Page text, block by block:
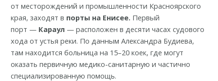
от месторождений и промышленности Красноярского
края, заходят в порты на Енисее. Первый
порт — Караул —расположен в десяти часах судового
хода от устья реки. По данным Александра Будиева,
там находится больница на 15–20 коек, где могут
оказать первичную медико-санитарную и частично
специализированную помощь.